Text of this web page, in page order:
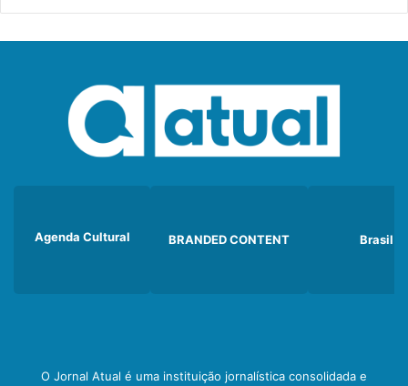
Agenda Cultural BRANDED CONTENT Brasil
O Jornal Atual é uma instituição jornalística consolidada e